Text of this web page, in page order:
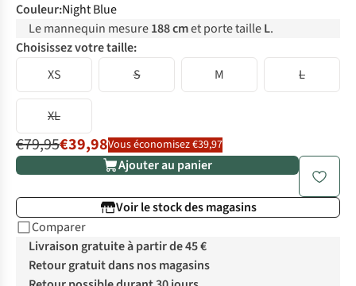
Couleur:Night Blue
Le mannequin mesure188 cmet porte tailleL.
Choisissez votre taille:
XS
S M L
XL
€79,95€39,98Vous économisez €39,97
Ajouter au panier
Voir le stock des magasins
Comparer
Livraison gratuite à partir de 45 €
Retour gratuit dans nos magasins